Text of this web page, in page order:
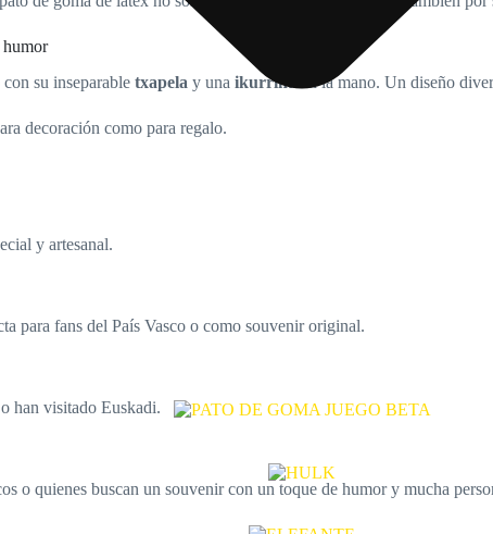
humor
su inseparable txapela y una ikurriña en la mano. Un diseño
decoración como para regalo.
y artesanal.
para fans del País Vasco o como souvenir original.
han visitado Euskadi.
o quienes buscan un souvenir con un toque de humor y mucha